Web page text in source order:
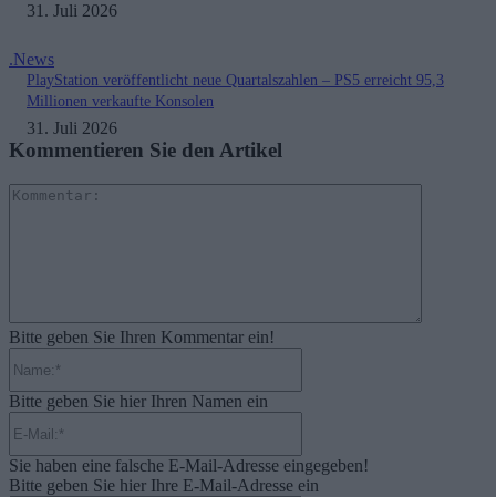
31. Juli 2026
.News
PlayStation veröffentlicht neue Quartalszahlen – PS5 erreicht 95,3
Millionen verkaufte Konsolen
31. Juli 2026
Kommentieren Sie den Artikel
Bitte geben Sie Ihren Kommentar ein!
Bitte geben Sie hier Ihren Namen ein
Sie haben eine falsche E-Mail-Adresse eingegeben!
Bitte geben Sie hier Ihre E-Mail-Adresse ein